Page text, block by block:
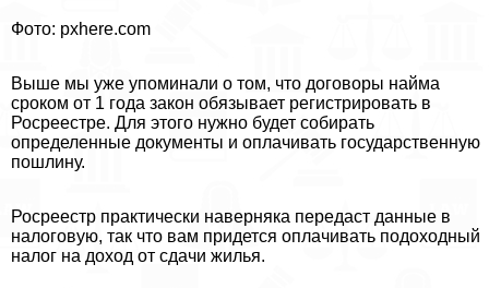
Фото: pxhere.com
Выше мы уже упоминали о том, что договоры найма
сроком от 1 года закон обязывает регистрировать в
Росреестре. Для этого нужно будет собирать
определенные документы и оплачивать государственную
пошлину.
Росреестр пpaктически наверняка передаст данные в
налоговую, так что вам придется оплачивать подоходный
налог на доход от сдачи жилья.